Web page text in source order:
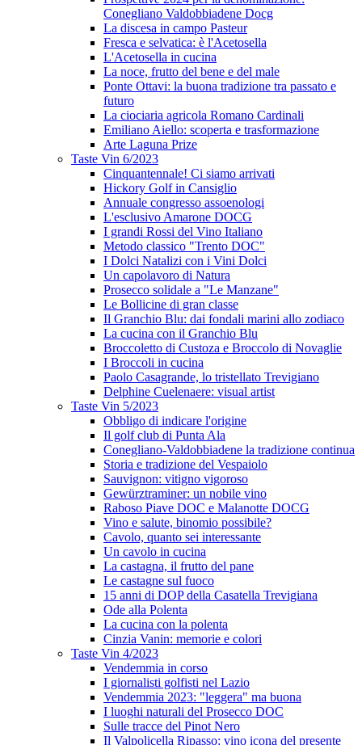
Conegliano Valdobbiadene Docg
La discesa in campo Pasteur
Fresca e selvatica: è l'Acetosella
L'Acetosella in cucina
La noce, frutto del bene e del male
Ponte Ottavi: la buona tradizione tra passato e
futuro
La ciociaria agricola Romano Cardinali
Emiliano Aiello: scoperta e trasformazione
Arte Laguna Prize
Taste Vin 6/2023
Cinquantennale! Ci siamo arrivati
Hickory Golf in Cansiglio
Annuale congresso assoenologi
L'esclusivo Amarone DOCG
I grandi Rossi del Vino Italiano
Metodo classico "Trento DOC"
I Dolci Natalizi con i Vini Dolci
Un capolavoro di Natura
Prosecco solidale a "Le Manzane"
Le Bollicine di gran classe
Il Granchio Blu: dai fondali marini allo zodiaco
La cucina con il Granchio Blu
Broccoletto di Custoza e Broccolo di Novaglie
I Broccoli in cucina
Paolo Casagrande, lo tristellato Trevigiano
Delphine Cuelenaere: visual artist
Taste Vin 5/2023
Obbligo di indicare l'origine
Il golf club di Punta Ala
Conegliano-Valdobbiadene la tradizione continua
Storia e tradizione del Vespaiolo
Sauvignon: vitigno vigoroso
Gewürztraminer: un nobile vino
Raboso Piave DOC e Malanotte DOCG
Vino e salute, binomio possibile?
Cavolo, quanto sei interessante
Un cavolo in cucina
La castagna, il frutto del pane
Le castagne sul fuoco
15 anni di DOP della Casatella Trevigiana
Ode alla Polenta
La cucina con la polenta
Cinzia Vanin: memorie e colori
Taste Vin 4/2023
Vendemmia in corso
I giornalisti golfisti nel Lazio
Vendemmia 2023: "leggera" ma buona
I luoghi naturali del Prosecco DOC
Sulle tracce del Pinot Nero
Il Valpolicella Ripasso: vino icona del presente